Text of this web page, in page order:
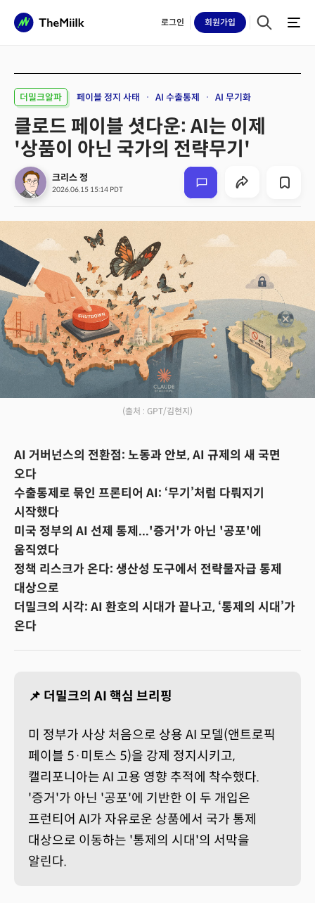
로그인 회원가입
더밀크알파 페이블 정지 사태 AI 수출통제 AI 무기화
클로드 페이블 셧다운: AI는 이제
'상품이 아닌 국가의 전략무기'
크리스 정
2026.06.15 15:14 PDT
(출처 : GPT/김현지)
AI 거버넌스의 전환점: 노동과 안보, AI 규제의 새 국면
오다
수출통제로 묶인 프론티어 AI: ‘무기’처럼 다뤄지기
시작했다
미국 정부의 AI 선제 통제...'증거'가 아닌 '공포'에
움직였다
정책 리스크가 온다: 생산성 도구에서 전략물자급 통제
대상으로
더밀크의 시각: AI 환호의 시대가 끝나고, ‘통제의 시대’가
온다
📌 더밀크의 AI 핵심 브리핑
미 정부가 사상 처음으로 상용 AI 모델(앤트로픽
페이블 5·미토스 5)을 강제 정지시키고,
캘리포니아는 AI 고용 영향 추적에 착수했다.
'증거'가 아닌 '공포'에 기반한 이 두 개입은
프런티어 AI가 자유로운 상품에서 국가 통제
대상으로 이동하는 '통제의 시대'의 서막을
알린다.